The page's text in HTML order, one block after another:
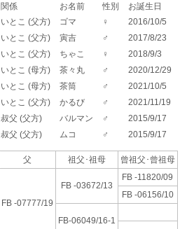
関係 お名前 性別 お誕生日
いとこ (父方)
ゴマ ♀ 2016/10/5
いとこ (父方) 寅吉 ♂ 2017/8/23
いとこ (父方) ちゃこ ♀ 2018/9/3
いとこ (母方) 茶々丸 ♂ 2020/12/29
いとこ (母方) 茶筒 ♂ 2021/10/5
いとこ (父方) かるび ♂ 2021/11/19
叔父 (父方) バルマン ♂ 2015/9/17
叔父 (父方) ムコ ♂ 2015/9/17
父 祖父･祖母 曾祖父･ 曾祖母
FB -07777/19
FB -03672/13
FB -11820/09
FB -06156/10
FB-06049/16-1